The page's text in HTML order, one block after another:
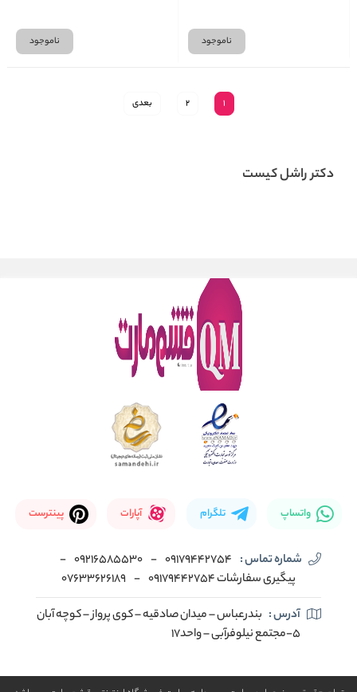
ناموجود ناموجود
1
2 بعدی
دکتر راشل کیست
واتساپ تلگرام آپارات پینترست
شماره تماس : 09179442754
-
09216585530
-
پیگیری سفارشات 09179442754
-
07633626189
آدرس : بندرعباس – میدان صادقیه – کوی پرواز – کوچه آبان
5-مجتمع نیلوفرآبی – واحد17